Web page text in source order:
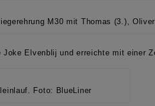
M30 mit Thomas (3.),
Joke Elvenblij und erreichte mit einer
Foto: BlueLiner